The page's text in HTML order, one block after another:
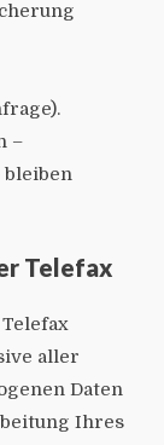
–
bleiben
Telefax
aller
Daten
Ihres